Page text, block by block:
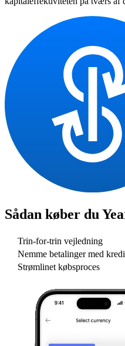
Sådan køber du
Trin-for-trin vejledning
Nemme betalinger med
Strømlinet købsproces